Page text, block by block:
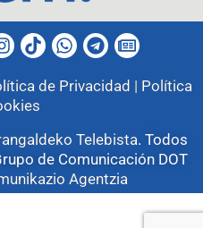
de Privacidad | Política
Telebista. Todos
de Comunicación DOT
Agentzia